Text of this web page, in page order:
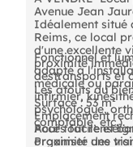
Avenue Jean
Idéalement situé
Reims, ce local
d'une excellente
proximité
destransports et
Fonctionnel et
adapté à
médicale ou
infirmier,
psychologue,
comptable, etc.).
Les atouts du
Surface : 53 m²
Emplacement
Accès facile et
Proximité des
Pour tout
organiser une